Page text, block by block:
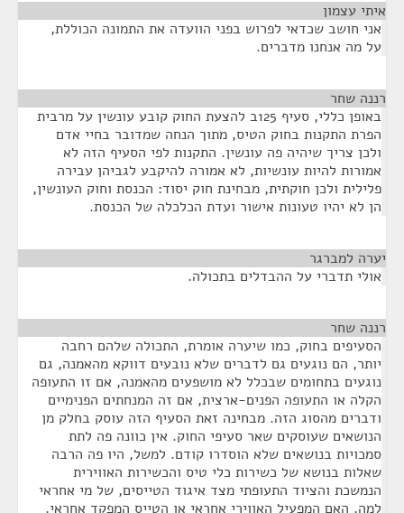
איתי עצמון
אני חושב שכדאי לפרוש בפני הוועדה את התמונה הכוללת,
על מה אנחנו מדברים.
רננה שחר
באופן כללי, סעיף 125ב להצעת החוק קובע עונשין על מרבית
הפרת התקנות בחוק הטיס, מתוך הנחה שמדובר בחיי אדם
ולכן צריך שיהיה פה עונשין. התקנות לפי הסעיף הזה לא
אמורות להיות עונשיות, לא אמורה להיקבע לגביהן עבירה
פלילית ולכן חוקתית, מבחינת חוק יסוד: הכנסת וחוק העונשין,
הן לא יהיו טעונות אישור ועדת הכלכלה של הכנסת.
יערה למברגר
אולי תדברי על ההבדלים בתכולה.
רננה שחר
הסעיפים בחוק, כמו שיערה אומרת, התכולה שלהם רחבה
יותר, הם נוגעים גם לדברים שלא נובעים דווקא מהאמנה, גם
נוגעים בתחומים שבכלל לא מושפעים מהאמנה, אם זו התעופה
הקלה או התעופה הפנים-ארצית, אם זה המנחתים הפנימיים
ודברים מהסוג הזה. מבחינה זאת הסעיף הזה עוסק בחלק מן
הנושאים שעוסקים שאר סעיפי החוק. אין כוונה פה לתת
סמכויות בנושאים שלא הוסדרו קודם. למשל, היו פה הרבה
שאלות בנושא של כשירות כלי טיס והכשירות האווירית
הנמשכת והציוד התעופתי מצד איגוד הטייסים, של מי אחראי
לְמָה, האם המפעיל האווירי אחראי או הטייס המפקד אחראי.